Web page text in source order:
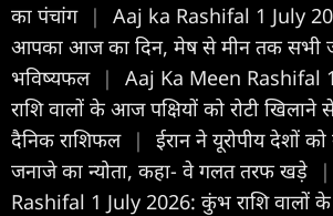
का पंचांग |
Aaj ka Rashifal 1 July
आपका आज का द‍िन, मेष से मीन तक सभी
भविष्यफल |
Aaj Ka Meen Rashifal
राशि वालों के आज पक्षियों को रोटी
दैनिक राशिफल |
ईरान ने यूरोपीय देशों
जनाजे का न्योता, कहा- वे गलत तरफ खड़े
|
Rashifal 1 July 2026: कुंभ राशि वालों